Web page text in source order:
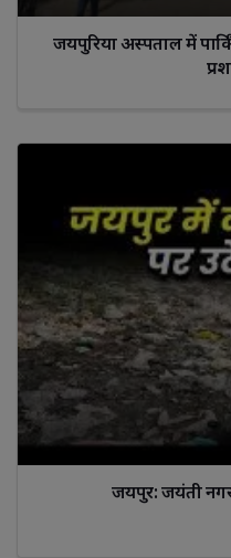
जयपुरिया अस्पताल में
जयपुर: जयंती